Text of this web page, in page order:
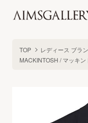
TOP
レディース ブラ
MACKINTOSH / マッキン